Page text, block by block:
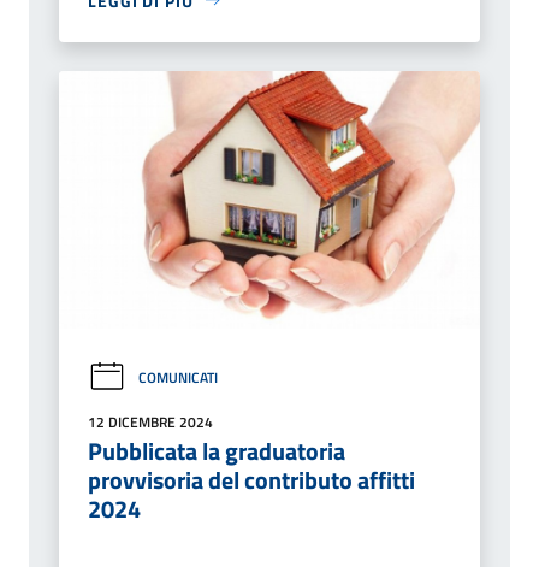
COMUNICATI
12 DICEMBRE 2024
Pubblicata la graduatoria
provvisoria del contributo affitti
2024